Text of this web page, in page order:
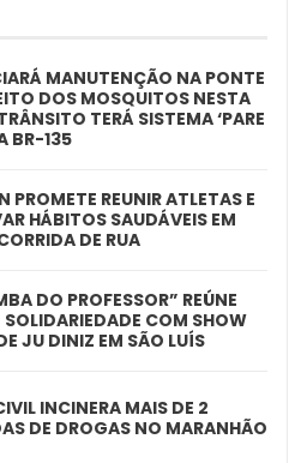
MANUTENÇÃO NA PONTE
DOS MOSQUITOS NESTA
TERÁ SISTEMA ‘PARE
BR-135
PROMETE REUNIR ATLETAS E
HÁBITOS SAUDÁVEIS EM
DE RUA
DO PROFESSOR” REÚNE
SOLIDARIEDADE COM SHOW
JU DINIZ EM SÃO LUÍS
INCINERA MAIS DE 2
DE DROGAS NO MARANHÃO